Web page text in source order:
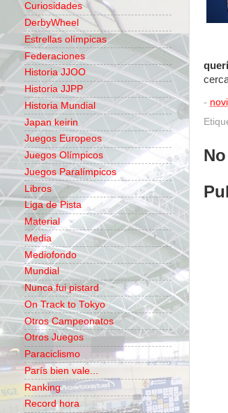
-
Curiosidades
DerbyWheel
Estrellas olímpicas
Federaciones
Historia JJOO
Historia JJPP
Historia Mundial
Japan keirin
Juegos Europeos
Juegos Olímpicos
Juegos Paralímpicos
Libros
Liga de Pista
Material
Media
Mediofondo
Mundial
Nunca fui pistard
On Track to Tokyo
Otros Campeonatos
Otros Juegos
Paraciclismo
París bien vale...
Ranking
Record hora